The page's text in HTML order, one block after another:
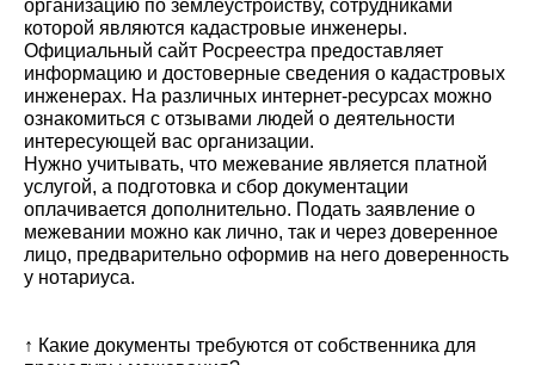
организацию по землеустройству, сотрудниками
которой являются кадастровые инженеры.
Официальный сайт Росреестра предоставляет
информацию и достоверные сведения о кадастровых
инженерах. На различных интернет-ресурсах можно
ознакомиться с отзывами людей о деятельности
интересующей вас организации.
Нужно учитывать, что межевание является платной
услугой, а подготовка и сбор документации
оплачивается дополнительно. Подать заявление о
межевании можно как лично, так и через доверенное
лицо, предварительно оформив на него доверенность
у нотариуса.
↑ Какие документы требуются от собственника для